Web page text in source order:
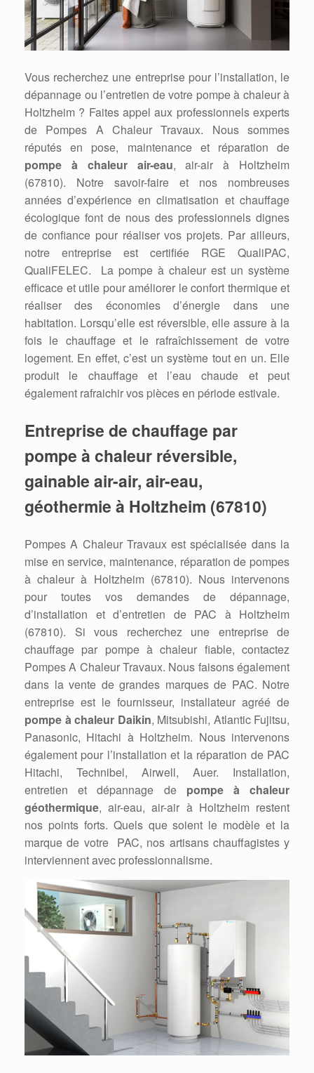
Vous recherchez une entreprise pour l’installation, le
dépannage ou l’entretien de votre pompe à chaleur à
Holtzheim ? Faites appel aux professionnels experts
de Pompes A Chaleur Travaux. Nous sommes
réputés en pose, maintenance et réparation de
pompe à chaleur air-eau, air-air à Holtzheim
(67810). Notre savoir-faire et nos nombreuses
années d’expérience en climatisation et chauffage
écologique font de nous des professionnels dignes
de confiance pour réaliser vos projets. Par ailleurs,
notre entreprise est certifiée RGE QualiPAC,
QualiFELEC. La pompe à chaleur est un système
efficace et utile pour améliorer le confort thermique et
réaliser des économies d’énergie dans une
habitation. Lorsqu’elle est réversible, elle assure à la
fois le chauffage et le rafraîchissement de votre
logement. En effet, c’est un système tout en un. Elle
produit le chauffage et l’eau chaude et peut
également rafraichir vos pièces en période estivale.
Entreprise de chauffage par
pompe à chaleur réversible,
gainable air-air, air-eau,
géothermie à Holtzheim (67810)
Pompes A Chaleur Travaux est spécialisée dans la
mise en service, maintenance, réparation de pompes
à chaleur à Holtzheim (67810). Nous intervenons
pour toutes vos demandes de dépannage,
d’installation et d’entretien de PAC à Holtzheim
(67810). Si vous recherchez une entreprise de
chauffage par pompe à chaleur fiable, contactez
Pompes A Chaleur Travaux. Nous faisons également
dans la vente de grandes marques de PAC. Notre
entreprise est le fournisseur, installateur agréé de
pompe à chaleur Daikin, Mitsubishi, Atlantic Fujitsu,
Panasonic, Hitachi à Holtzheim. Nous intervenons
également pour l’installation et la réparation de PAC
Hitachi, Technibel, Airwell, Auer. Installation,
entretien et dépannage de pompe à chaleur
géothermique, air-eau, air-air à Holtzheim restent
nos points forts. Quels que soient le modèle et la
marque de votre PAC, nos artisans chauffagistes y
interviennent avec professionnalisme.